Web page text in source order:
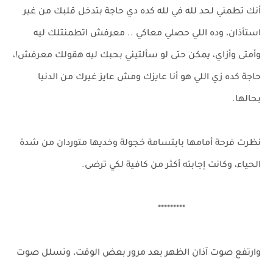
أنك تطمني لحد لله في لله كده دي حاجة بتدخل قلبك من غير
استأذان، وده اللي حصلي معاكي .. معرفش اتطمنتلك ليه
وأمتى وأزاي، يمكن حتى لو سألتيني بحبك ليه هقولك معرفش!،
حاجة كده زي اللي هو أنا عايزك ومش عايز غيرك من الدنيا
بحالها.
نظرت فرحة أمامها بابتسامة خجولة وخديها متوردان من شدة
الحياء، وكانت إجابته أكثر من كافية لكي ترضى.
*********
وارتفع صوت آذان الظهر بعد مرور بعض الوقت، وتسلل صوت